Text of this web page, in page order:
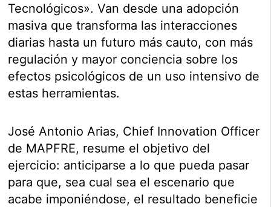
Tecnológicos». Van desde una adopción
masiva que transforma las interacciones
diarias hasta un futuro más cauto, con más
regulación y mayor conciencia sobre los
efectos psicológicos de un uso intensivo de
estas herramientas.
José Antonio Arias, Chief Innovation Officer
de MAPFRE, resume el objetivo del
ejercicio: anticiparse a lo que pueda pasar
para que, sea cual sea el escenario que
acabe imponiéndose, el resultado beneficie